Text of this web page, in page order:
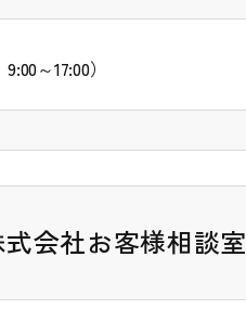
～17:00）
会社お客様相談室